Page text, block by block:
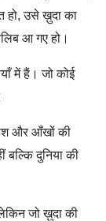
हो, उसे ख़ुदा का
आ गए हो।
में हैं। जो कोई
और आँखों की
बल्कि दुनिया की
जो ख़ुदा की